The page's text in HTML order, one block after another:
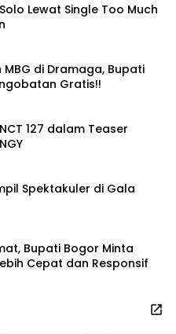
Lewat Single Too Much
di Dramaga, Bupati
Gratis!!
127 dalam Teaser
Spektakuler di Gala
Bupati Bogor Minta
Cepat dan Responsif